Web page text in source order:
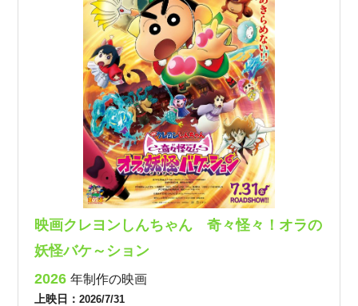
映画クレヨンしんちゃん 奇々怪々！オラの
妖怪バケ～ション
2026年制作の映画
上映日：2026/7/31